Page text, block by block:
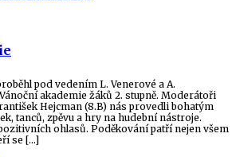
pod vedením L. Venerové a A.
akademie žáků 2. stupně. Moderátoři
Hejcman (8.B) nás provedli bohatým
tanců, zpěvu a hry na hudební nástroje.
ohlasů. Poděkování patří nejen všem
se […]